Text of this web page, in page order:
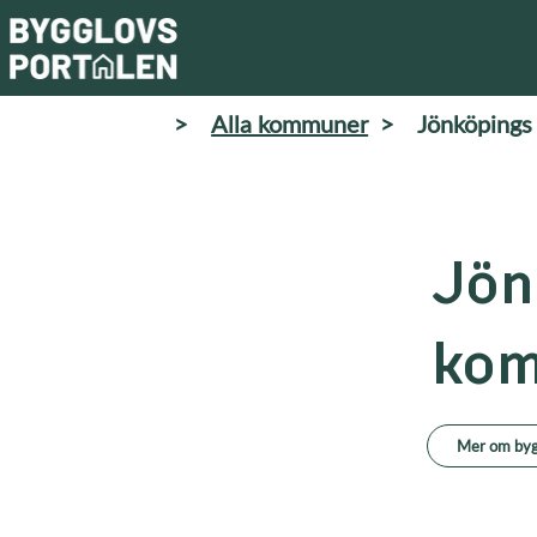
> Alla kommuner >
Mer om